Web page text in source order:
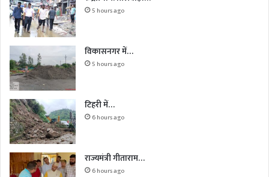
5 hours ago
विकासनगर में…
5 hours ago
टिहरी में…
6 hours ago
राज्यमंत्री गीताराम…
6 hours ago